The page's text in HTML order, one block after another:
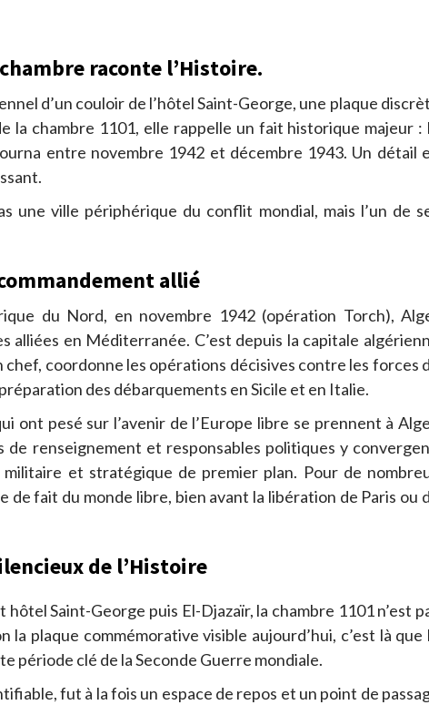
raconte l’Histoire.
d’un couloir de l’hôtel Saint-George, une plaque
la chambre 1101, elle rappelle un fait historique majeur :
entre novembre 1942 et décembre 1943. Un détail
une ville périphérique du conflit mondial, mais l’un de
allié
du Nord, en novembre 1942 (opération Torch),
alliées en Méditerranée. C’est depuis la capitale
chef, coordonne les opérations décisives contre les forces
des débarquements en Sicile et en Italie.
ont pesé sur l’avenir de l’Europe libre se prennent à
de renseignement et responsables politiques y
et stratégique de premier plan. Pour de
fait du monde libre, bien avant la libération de Paris ou
de l’Histoire
Saint-George puis El-Djazaïr, la chambre 1101 n’est
la plaque commémorative visible aujourd’hui, c’est là que
période clé de la Seconde Guerre mondiale.
fut à la fois un espace de repos et un point de